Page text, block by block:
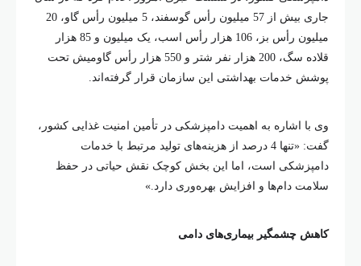
جاری بیش از 57 میلیون رأس گوسفند، 5 میلیون رأس گاو، 20
میلیون رأس بز، 106 هزار رأس اسب، یک میلیون و 85 هزار
قلاده سگ، 200 هزار نفر شتر و 550 هزار رأس گاومیش تحت
پوشش خدمات بهداشتی این سازمان قرار گرفته‌اند.
وی با اشاره به اهمیت دامپزشکی در تأمین امنیت غذایی کشور،
گفت: «تنها 4 درصد از هزینه‌های تولید مرتبط با خدمات
دامپزشکی است، اما این بخش کوچک نقش حیاتی در حفظ
سلامت دام‌ها و افزایش بهره‌وری دارد.»
کاهش چشمگیر بیماری‌های دامی